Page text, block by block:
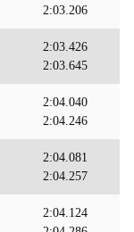
2:03.206
2:03.426
2:03.645
2:04.040
2:04.246
2:04.081
2:04.257
2:04.124